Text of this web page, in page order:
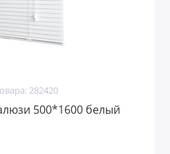
282420
500*1600 белый